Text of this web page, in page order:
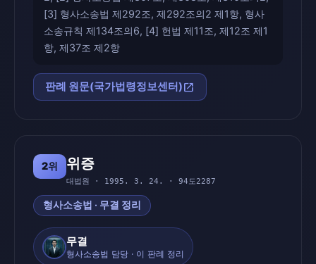
[3] 형사소송법 제292조, 제292조의2 제1항, 형사
소송규칙 제134조의6, [4] 헌법 제11조, 제12조 제1
항, 제37조 제2항
판례 원문(국가법령정보센터)open_in_new
2위 위증
대법원 · 1995. 3. 24. · 94도2287
형사소송법 · 무결 정리
무결
형사소송법 담당 · 이 판례 정리